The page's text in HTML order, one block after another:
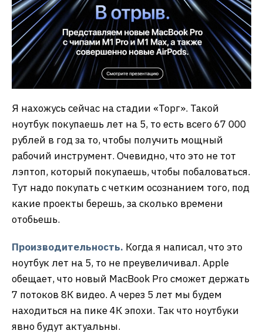
Я нахожусь сейчас на стадии «Торг». Такой
ноутбук покупаешь лет на 5, то есть всего 67 000
рублей в год за то, чтобы получить мощный
рабочий инструмент. Очевидно, что это не тот
лэптоп, который покупаешь, чтобы побаловаться.
Тут надо покупать с четким осознанием того, под
какие проекты берешь, за сколько времени
отобьешь.
Производительность. Когда я написал, что это
ноутбук лет на 5, то не преувеличивал. Apple
обещает, что новый MacBook Pro сможет держать
7 потоков 8К видео. А через 5 лет мы будем
находиться на пике 4К эпохи. Так что ноутбуки
явно будут актуальны.